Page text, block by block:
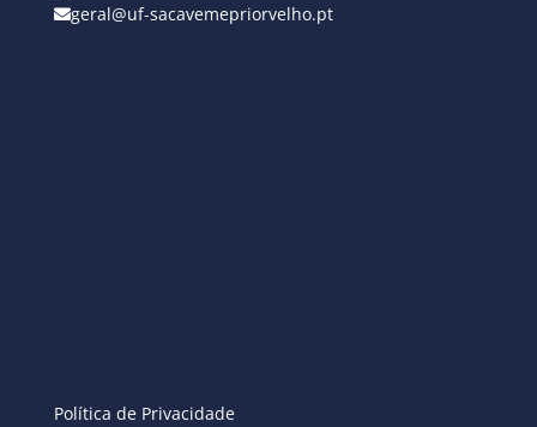
geral@uf-sacavemepriorvelho.pt
Política de Privacidade